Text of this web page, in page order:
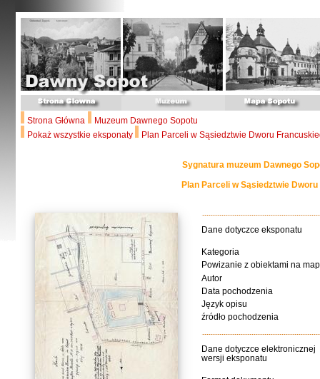
Strona Główna
Muzeum Dawnego Sopotu
Pokaż wszystkie eksponaty
Plan Parceli w Sąsiedztwie Dworu
Sygnatura muzeum Dawnego
Plan Parceli w Sąsiedztwie
Dane dotyczce eksponatu
Kategoria
Powizanie z obiektami na
Autor
Data pochodzenia
Język opisu
źródło pochodzenia
Dane dotyczce elektronicznej
wersji eksponatu